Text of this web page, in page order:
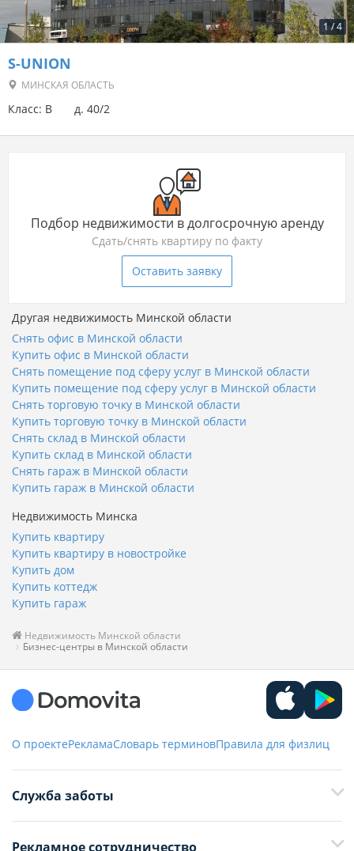
1/4
S-UNION
МИНСКАЯ ОБЛАСТЬ
Класс: B д. 40/2
Подбор недвижимости в долгосрочную аренду
Сдать/снять квартиру по факту
Оставить заявку
Другая недвижимость Минской области
Снять офис в Минской области
Купить офис в Минской области
Снять помещение под сферу услуг в Минской области
Купить помещение под сферу услуг в Минской области
Снять торговую точку в Минской области
Купить торговую точку в Минской области
Снять склад в Минской области
Купить склад в Минской области
Снять гараж в Минской области
Купить гараж в Минской области
Недвижимость Минска
Купить квартиру
Купить квартиру в новостройке
Купить дом
Купить коттедж
Купить гараж
Недвижимость Минской области
Бизнес-центры в Минской области
О проектеРекламаСловарь терминовПравила для физлиц
Служба заботы
+375 29 376-13-70
Рекламное сотрудничество